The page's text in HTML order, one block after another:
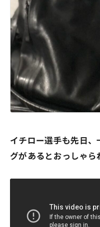
イチロー選手も先日
グがあるとおっしゃら